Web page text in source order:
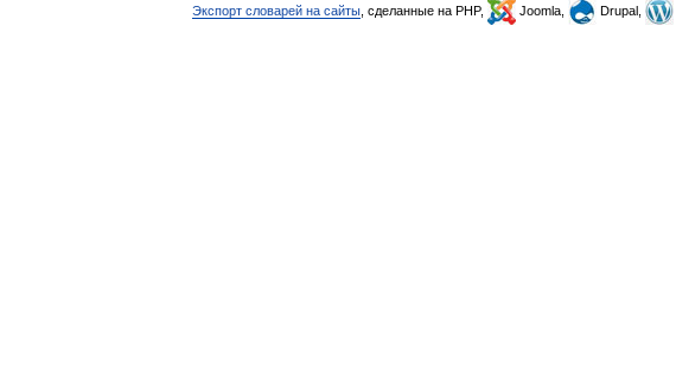
Экспорт словарей на сайты , сделанные на PHP, Joomla, Drupal,